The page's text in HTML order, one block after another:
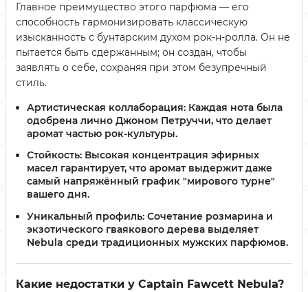
Главное преимущество этого парфюма — его
способность гармонизировать классическую
изысканность с бунтарским духом рок-н-ролла. Он не
пытается быть сдержанным; он создан, чтобы
заявлять о себе, сохраняя при этом безупречный
стиль.
Артистическая коллаборация: Каждая нота была
одобрена лично Джоном Петруччи, что делает
аромат частью рок-культуры.
Стойкость: Высокая концентрация эфирных
масел гарантирует, что аромат выдержит даже
самый напряжённый график "мирового турне"
вашего дня.
Уникальный профиль: Сочетание розмарина и
экзотического гваякового дерева выделяет
Nebula среди традиционных мужских парфюмов.
Какие недостатки у Captain Fawcett Nebula?